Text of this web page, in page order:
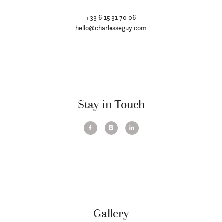
+33 6 15 31 70 06
hello@charlesseguy.com
Stay in Touch
Gallery